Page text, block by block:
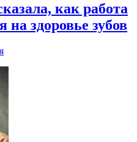
как работа
здоровье зубов